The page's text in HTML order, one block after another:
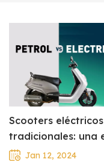
Scooters
tradicionales: una
Jan 12, 2024